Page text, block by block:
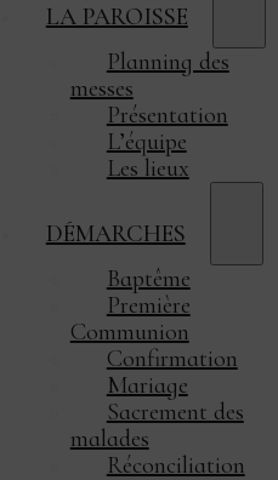
LA PAROISSE
Planning des
messes
Présentation
L’équipe
Les lieux
DÉMARCHES
Baptême
Première
Communion
Confirmation
Mariage
Sacrement des
malades
Réconciliation